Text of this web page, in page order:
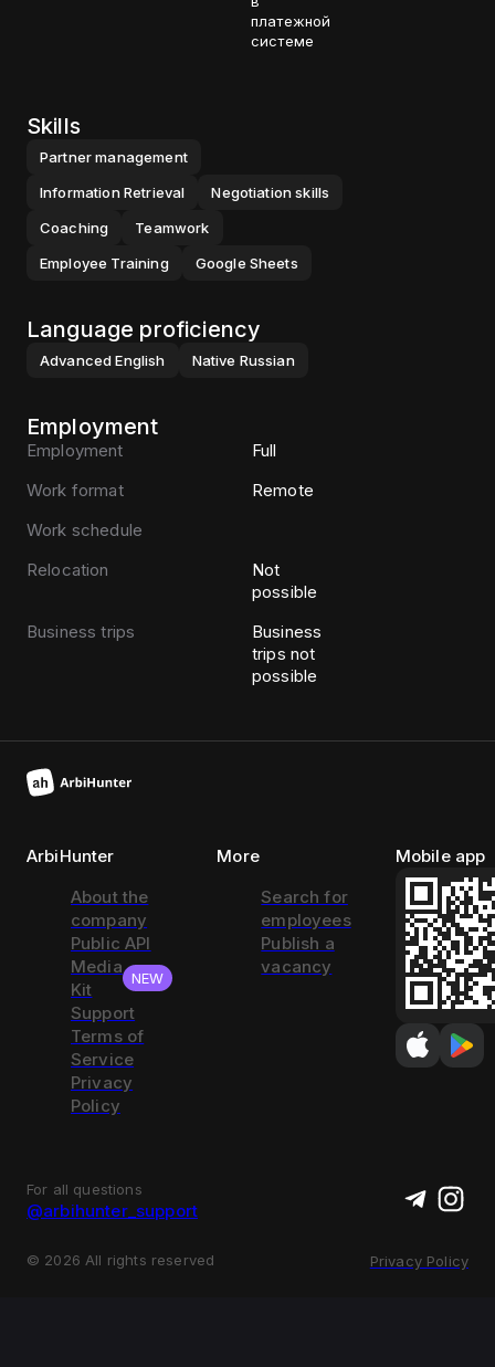
платежной
системе
Skills
Partner management
Information Retrieval
Negotiation skills
Coaching
Teamwork
Employee Training
Google Sheets
Language proficiency
Advanced English Native Russian
Employment
Employment
Full
Work format
Remote
Work schedule
Relocation
Not
possible
Business trips
Business
trips not
possible
ArbiHunter
About the
company
Public API
Media
Kit
NEW
Support
Terms of
Service
Privacy
Policy
More
Search for
employees
Publish a
vacancy
Mobile app
For all questions
@arbihunter_support
© 2026 All rights reserved Privacy Policy